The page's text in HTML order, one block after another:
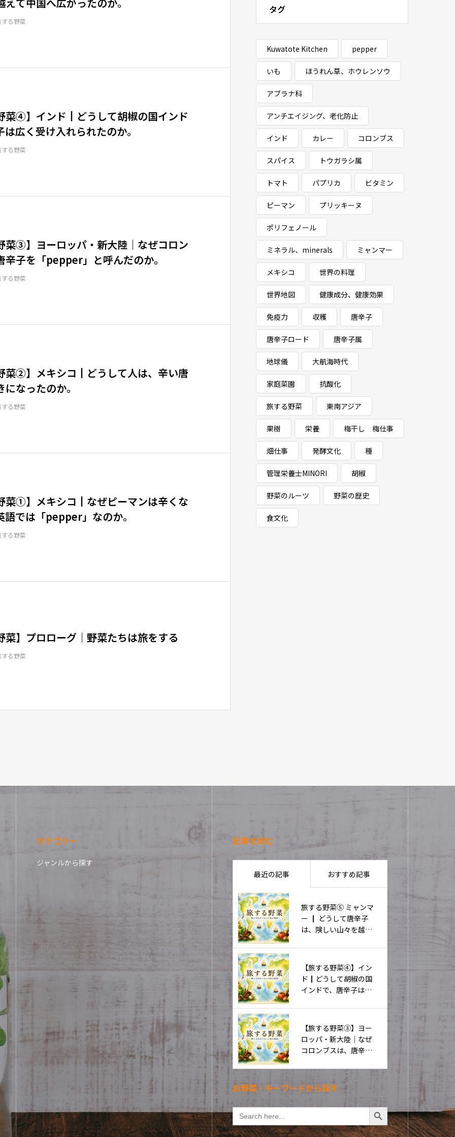
する野菜
菜④】インド┃どうして胡椒の国インド
広く受け入れられたのか。
する野菜
菜③】ヨーロッパ・新大陸｜なぜコロン
辛子を「pepper」と呼んだのか。
する野菜
菜②】メキシコ┃どうして人は、辛い唐
なったのか。
する野菜
菜①】メキシコ┃なぜピーマンは辛くな
語では「pepper」なのか。
する野菜
菜】プロローグ｜野菜たちは旅をする
する野菜
タグ
Kuwatote Kitchen pepper
いも ほうれん草、ホウレンソウ
アブラナ科
アンチエイジング、老化防止
インド カレー コロンブス
スパイス トウガラシ属
トマト パプリカ ビタミン
ピーマン プリッキーヌ
ポリフェノール
ミネラル、minerals ミャンマー
メキシコ 世界の料理
世界地図 健康成分、健康効果
免疫力 収穫 唐辛子
唐辛子ロード 唐辛子属
地球儀 大航海時代
家庭菜園 抗酸化
旅する野菜 東南アジア
果樹 栄養 梅干し 梅仕事
畑仕事 発酵文化 種
管理栄養士MINORI 胡椒
野菜のルーツ 野菜の歴史
食文化
カテゴリー
ジャンルから探す
記事を読む
最近の記事 おすすめ記事
旅する野菜⑤ ミャンマ
ー ┃ どうして唐辛子
は、険しい山々を越え
【旅する野菜④】イン
ド┃どうして胡椒の国
インドで、唐辛子は広
【旅する野菜③】ヨー
ロッパ・新大陸｜なぜ
コロンブスは、唐辛子
お野菜・キーワードから探す
Search
for:
Search Button